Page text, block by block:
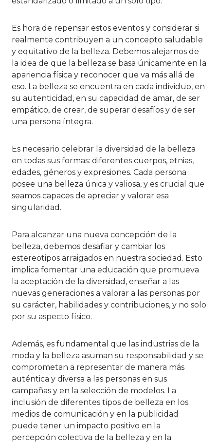
Es hora de repensar estos eventos y considerar si
realmente contribuyen a un concepto saludable
y equitativo de la belleza. Debemos alejarnos de
la idea de que la belleza se basa únicamente en la
apariencia física y reconocer que va más allá de
eso. La belleza se encuentra en cada individuo, en
su autenticidad, en su capacidad de amar, de ser
empático, de crear, de superar desafíos y de ser
una persona íntegra.
Es necesario celebrar la diversidad de la belleza
en todas sus formas: diferentes cuerpos, etnias,
edades, géneros y expresiones. Cada persona
posee una belleza única y valiosa, y es crucial que
seamos capaces de apreciar y valorar esa
singularidad.
Para alcanzar una nueva concepción de la
belleza, debemos desafiar y cambiar los
estereotipos arraigados en nuestra sociedad. Esto
implica fomentar una educación que promueva
la aceptación de la diversidad, enseñar a las
nuevas generaciones a valorar a las personas por
su carácter, habilidades y contribuciones, y no solo
por su aspecto físico.
Además, es fundamental que las industrias de la
moda y la belleza asuman su responsabilidad y se
comprometan a representar de manera más
auténtica y diversa a las personas en sus
campañas y en la selección de modelos. La
inclusión de diferentes tipos de belleza en los
medios de comunicación y en la publicidad
puede tener un impacto positivo en la
percepción colectiva de la belleza y en la